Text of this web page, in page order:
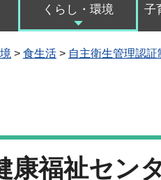
くらし・環境 子
> 食生活 > 自主衛生管理認証
康福祉セン